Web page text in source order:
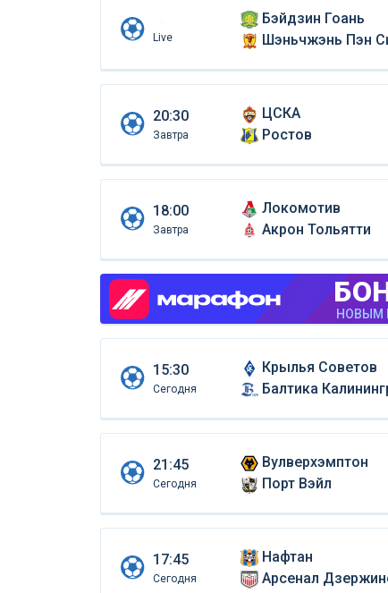
Live
Бэйдзин Гоань
Шэньчжэнь Пэн
20:30
Завтра
ЦСКА
Ростов
18:00
Завтра
Локомотив
Акрон Тольятти
НОВЫМ
15:30
Сегодня
Крылья Советов
Балтика
21:45
Сегодня
Вулверхэмптон
Порт Вэйл
17:45
Сегодня
Нафтан
Арсенал